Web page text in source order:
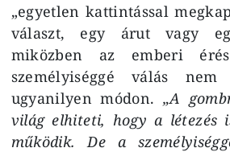
„egyetlen kattintással
választ, egy árut vagy
miközben az emberi
személyiséggé válás
ugyanilyen módon. „A
világ elhiteti, hogy a létezés
működik. De a